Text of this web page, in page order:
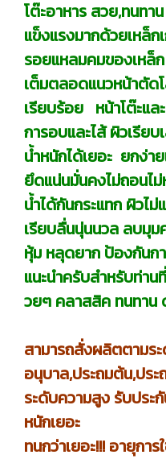
โต๊ะอาหาร สวย,ทนท
แข็งแรงมากด้วยเหล็ก
รอยแหลมคมของเหล็
เต็มตลอดแนวหน้าตัด
เรียบร้อย หน้าโต๊ะแล
การอบและไส้ ผิวเรีย
น้ำหนักได้เยอะ ยกง่า
ยึดแน่นมั่นคงไม่ถอนไ
น้ำได้กันกระแทก ผิวไ
เรียบลื่นนุ่นนวล ลบมุ
หุ้ม หลุดยาก ป้องกัน
แนะนำครับสำหรับท่าน
วยๆ คลาสสิค ทนทาน
สามารถสั่งผลิตตามร
อนุบาล,ประถมต้น,ปร
ระดับความสูง รับประ
หนักเยอะ
ทนกว่าเยอะ!!! อายุกา